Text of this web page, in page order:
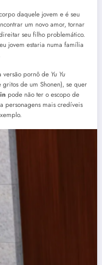
daquele jovem e é seu
um novo amor, tornar
seu filho problemático.
jovem estaria numa família
versão pornô de Yu Yu
gritos de um Shonen), se quer
pode não ter o escopo de
personagens mais credíveis